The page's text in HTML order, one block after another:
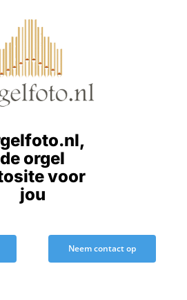
de orgel
voor
jou
Neem contact op